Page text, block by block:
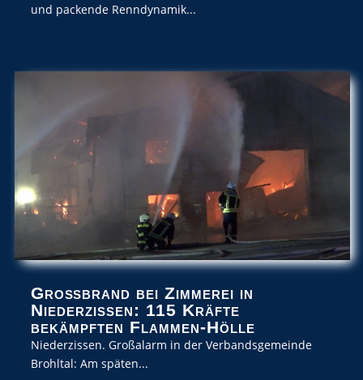
und packende Renndynamik...
Großbrand bei Zimmerei in
Niederzissen: 115 Kräfte
bekämpften Flammen-Hölle
Niederzissen. Großalarm in der Verbandsgemeinde
Brohltal: Am späten...